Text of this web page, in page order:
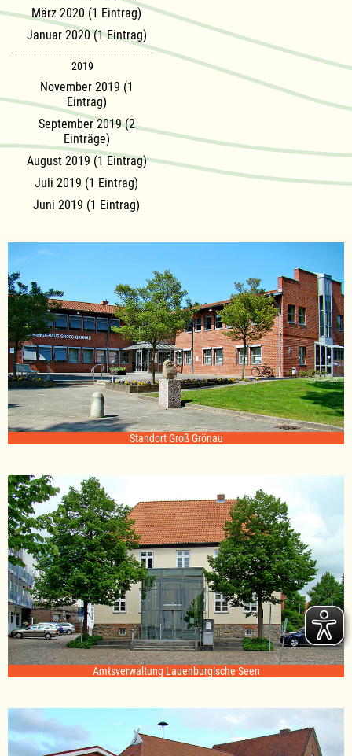
März 2020 (1 Eintrag)
Januar 2020 (1 Eintrag)
2019
November 2019 (1
Eintrag)
September 2019 (2
Einträge)
August 2019 (1 Eintrag)
Juli 2019 (1 Eintrag)
Juni 2019 (1 Eintrag)
Standort Groß Grönau
Amtsverwaltung Lauenburgische Seen